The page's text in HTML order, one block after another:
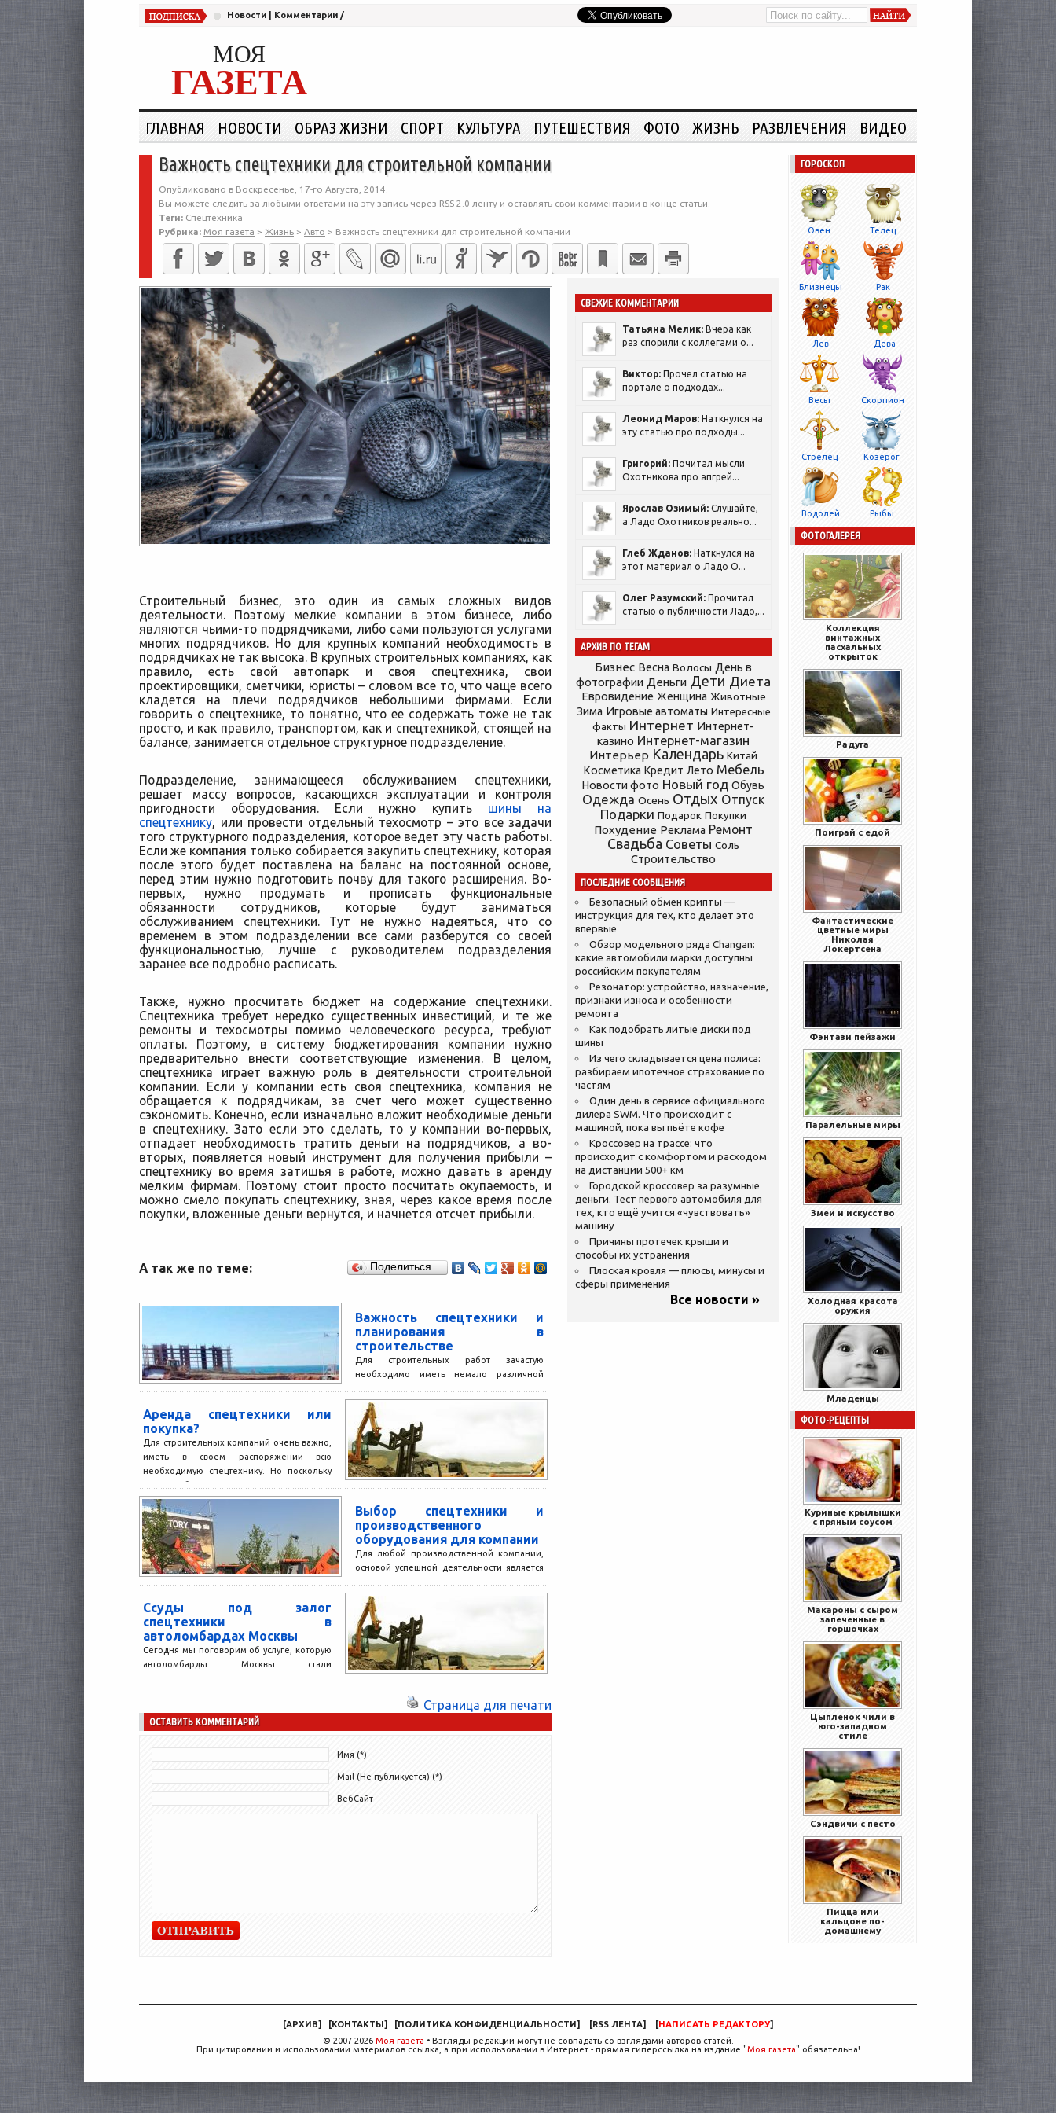
Новости Комментарии /
МОЯ
ГАЗЕТА
ГЛАВНАЯ НОВОСТИ ОБРАЗ ЖИЗНИ СПОРТ КУЛЬТУРА ПУТЕШЕСТВИЯ ФОТО ЖИЗНЬ РАЗВЛЕЧЕНИЯ ВИДЕО
Важность спецтехники для строительной компании
Опубликовано в Воскресенье, 17-го Августа, 2014.
Вы можете следить за любыми ответами на эту запись через RSS 2.0 ленту и оставлять свои комментарии в конце статьи.
Теги: Спецтехника
Рубрика: Моя газета > Жизнь > Авто > Важность спецтехники для строительной компании
Строительный бизнес, это один из самых сложных видов
деятельности. Поэтому мелкие компании в этом бизнесе, либо
являются чьими-то подрядчиками, либо сами пользуются услугами
многих подрядчиков. Но для крупных компаний необходимость в
подрядчиках не так высока. В крупных строительных компаниях, как
правило, есть свой автопарк и своя спецтехника, свои
проектировщики, сметчики, юристы – словом все то, что чаще всего
кладется на плечи подрядчиков небольшими фирмами. Если
говорить о спецтехнике, то понятно, что ее содержать тоже не так
просто, и как правило, транспортом, как и спецтехникой, стоящей на
балансе, занимается отдельное структурное подразделение.
Подразделение, занимающееся обслуживанием спецтехники,
решает массу вопросов, касающихся эксплуатации и контроля
пригодности оборудования. Если нужно купить шины на
спецтехнику, или провести отдельный техосмотр – это все задачи
того структурного подразделения, которое ведет эту часть работы.
Если же компания только собирается закупить спецтехнику, которая
после этого будет поставлена на баланс на постоянной основе,
перед этим нужно подготовить почву для такого расширения. Во-
первых, нужно продумать и прописать функциональные
обязанности сотрудников, которые будут заниматься
обслуживанием спецтехники. Тут не нужно надеяться, что со
временем в этом подразделении все сами разберутся со своей
функциональностью, лучше с руководителем подразделения
заранее все подробно расписать.
Также, нужно просчитать бюджет на содержание спецтехники.
Спецтехника требует нередко существенных инвестиций, и те же
ремонты и техосмотры помимо человеческого ресурса, требуют
оплаты. Поэтому, в систему бюджетирования компании нужно
предварительно внести соответствующие изменения. В целом,
спецтехника играет важную роль в деятельности строительной
компании. Если у компании есть своя спецтехника, компания не
обращается к подрядчикам, за счет чего может существенно
сэкономить. Конечно, если изначально вложит необходимые деньги
в спецтехнику. Зато если это сделать, то у компании во-первых,
отпадает необходимость тратить деньги на подрядчиков, а во-
вторых, появляется новый инструмент для получения прибыли –
спецтехнику во время затишья в работе, можно давать в аренду
мелким фирмам. Поэтому стоит просто посчитать окупаемость, и
можно смело покупать спецтехнику, зная, через какое время после
покупки, вложенные деньги вернутся, и начнется отсчет прибыли.
А так же по теме: Поделиться…
Важность спецтехники и
планирования в
строительстве
Для строительных работ зачастую
необходимо иметь немало различной
образом облегчает задачу, плюс, частично
ускоряет сами работы....
Аренда спецтехники или
покупка?
Для строительных компаний очень важно,
иметь в своем распоряжении всю
необходимую спецтехнику. Но поскольку
мало кто будет покупать спецтехнику для...
Выбор спецтехники и
производственного
оборудования для компании
Для любой производственной компании,
основой успешной деятельности является
оборудование. При найме персонала
необходимо не только узнавать...
Ссуды под залог
спецтехники в
автоломбардах Москвы
Сегодня мы поговорим об услуге, которую
автоломбарды Москвы стали
Страница для печати
ОСТАВИТЬ КОММЕНТАРИЙ
Имя (*)
Mail (Не публикуется) (*)
ВебСайт
СВЕЖИЕ КОММЕНТАРИИ
Татьяна Мелик: Вчера как
раз спорили с коллегами о...
Виктор: Прочел статью на
портале о подходах...
Леонид Маров: Наткнулся на
эту статью про подходы...
Григорий: Почитал мысли
Охотникова про апгрей...
Ярослав Озимый: Слушайте,
а Ладо Охотников реально...
Глеб Жданов: Наткнулся на
этот материал о Ладо О...
Олег Разумский: Прочитал
статью о публичности Ладо,...
АРХИВ ПО ТЕГАМ
Бизнес Весна Волосы День в
фотографии Деньги Дети Диета
Евровидение Женщина Животные
Зима Игровые автоматы Интересные
факты Интернет Интернет-
казино Интернет-магазин
Интерьер Календарь Китай
Косметика Кредит Лето Мебель
Новости фото Новый год Обувь
Одежда Осень Отдых Отпуск
Подарки Подарок Покупки
Похудение Реклама Ремонт
Свадьба Советы Соль
Строительство
ПОСЛЕДНИЕ СООБЩЕНИЯ
Безопасный обмен крипты —
инструкция для тех, кто делает это
впервые
Обзор модельного ряда Changan:
какие автомобили марки доступны
российским покупателям
Резонатор: устройство, назначение,
признаки износа и особенности
ремонта
Как подобрать литые диски под
шины
Из чего складывается цена полиса:
разбираем ипотечное страхование по
частям
Один день в сервисе официального
дилера SWM. Что происходит с
машиной, пока вы пьёте кофе
Кроссовер на трассе: что
происходит с комфортом и расходом
на дистанции 500+ км
Городской кроссовер за разумные
деньги. Тест первого автомобиля для
тех, кто ещё учится «чувствовать»
машину
Причины протечек крыши и
способы их устранения
Плоская кровля — плюсы, минусы и
сферы применения
Все новости »
ГОРОСКОП
Овен Телец
Близнецы Рак
Лев Дева
Весы Скорпион
Стрелец Козерог
Водолей Рыбы
ФОТОГАЛЕРЕЯ
Коллекция
винтажных
пасхальных
открыток
Радуга
Поиграй с едой
Фантастические
цветные миры
Николая
Локертсена
Фэнтази пейзажи
Паралельные миры
Змеи и искусство
Холодная красота
оружия
Младенцы
ФОТО-РЕЦЕПТЫ
Куриные крылышки
с пряным соусом
Макароны с сыром
запеченные в
горшочках
Цыпленок чили в
юго-западном
стиле
Сэндвичи с песто
Пицца или
кальцоне по-
домашнему
[АРХИВ] [КОНТАКТЫ] [ПОЛИТИКА КОНФИДЕНЦИАЛЬНОСТИ] [RSS ЛЕНТА] [НАПИСАТЬ РЕДАКТОРУ]
© 2007-2026 Моя газета • Взгляды редакции могут не совпадать со взглядами авторов статей.
При цитировании и использовании материалов ссылка, а при использовании в Интернет - прямая гиперссылка на издание "Моя газета" обязательна!